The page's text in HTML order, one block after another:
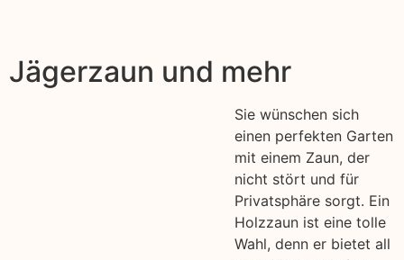
Jägerzaun und mehr
Sie wünschen sich
einen perfekten Garten
mit einem Zaun, der
nicht stört und für
Privatsphäre sorgt. Ein
Holzzaun ist eine tolle
Wahl, denn er bietet all